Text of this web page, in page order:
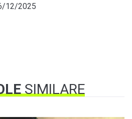
12/2025
SIMILARE